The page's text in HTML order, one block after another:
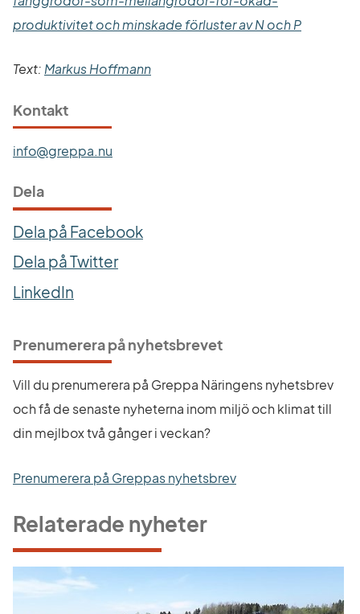
produktivitet och minskade förluster av N och PLänk till
Text: Markus Hoffmann
Kontakt
info@greppa.nu
Dela
Dela på Facebook
Dela på Twitter
LinkedIn
Prenumerera på nyhetsbrevet
Vill du prenumerera på Greppa Näringens nyhetsbrev
och få de senaste nyheterna inom miljö och klimat till
din mejlbox två gånger i veckan?
Prenumerera på Greppas nyhetsbrev
Relaterade nyheter